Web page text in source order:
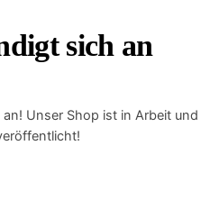
sich an
Unser Shop ist in Arbeit und